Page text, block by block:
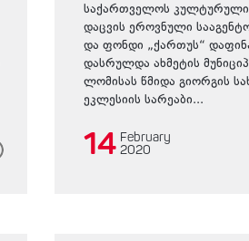
საქართველოს კულტურული
დაცვის ეროვნული
და ფონდი „ქართუს“
დასრულდა ახმეტის
ლომისას წმიდა გიორგის
ეკლესიის სარეაბი...
14 February
2020